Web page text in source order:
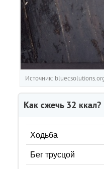
Источник:
Как сжечь 32 ккал?
Ходьба
Бег трусцой